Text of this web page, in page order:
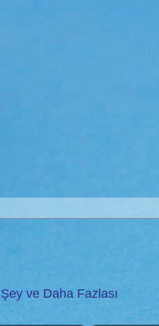
ve Daha Fazlası